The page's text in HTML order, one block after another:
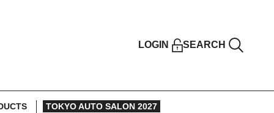
LOGIN SEARCH
TOKYO AUTO SALON 2027